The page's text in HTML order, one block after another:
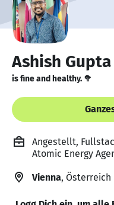
Ashish Gupta
is fine and healthy. 🥦
Angestellt,
Atomic Energy
Vienna, Österreich